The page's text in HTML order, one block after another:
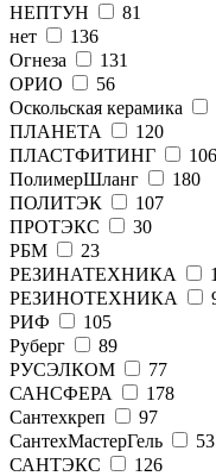
НЕПТУН
81
нет
136
Огнеза
131
ОРИО
56
Оскольская керамика
ПЛАНЕТА
120
ПЛАСТФИТИНГ
106
ПолимерШланг
180
ПОЛИТЭК
107
ПРОТЭКС
30
РБМ
23
РЕЗИНАТЕХНИКА
РЕЗИНОТЕХНИКА
РИФ
105
Руберг
89
РУСЭЛКОМ
77
САНСФЕРА
178
Сантехкреп
97
СантехМастерГель
53
САНТЭКС
126